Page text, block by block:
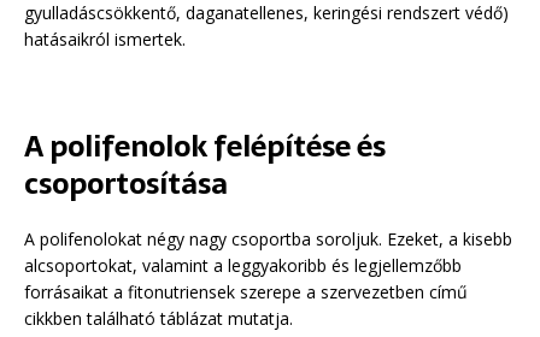
gyulladáscsökkentő, daganatellenes, keringési rendszert védő)
hatásaikról ismertek.
A polifenolok felépítése és
csoportosítása
A polifenolokat négy nagy csoportba soroljuk. Ezeket, a kisebb
alcsoportokat, valamint a leggyakoribb és legjellemzőbb
forrásaikat a fitonutriensek szerepe a szervezetben című
cikkben található táblázat mutatja.